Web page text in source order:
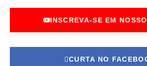
INSCREVA-SE EM
CURTA NO